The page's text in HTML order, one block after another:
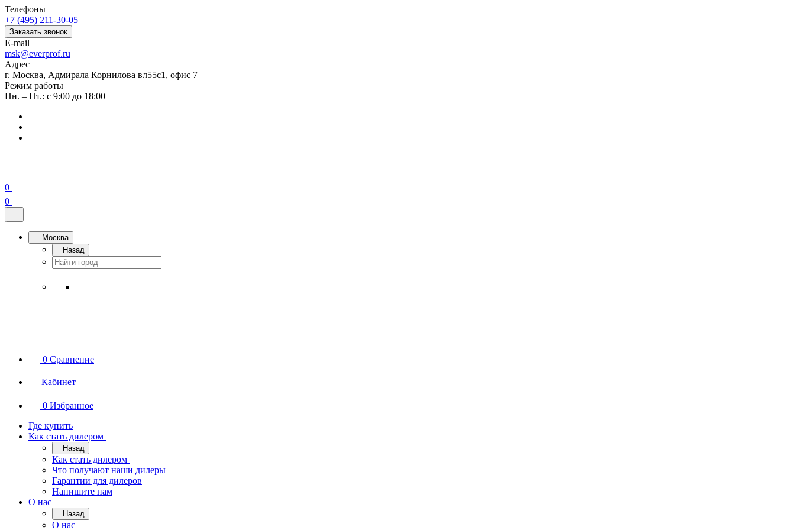
Телефоны
+7 (495) 211-30-05
Заказать звонок
E-mail
msk@everprof.ru
Адрес
г. Москва, Адмирала Корнилова вл55с1, офис 7
Режим работы
Пн. – Пт.: с 9:00 до 18:00
0
0
Москва
Назад
0 Сравнение
Кабинет
0 Избранное
Где купить
Как стать дилером
Назад
Как стать дилером
Что получают наши дилеры
Гарантии для дилеров
Напишите нам
О нас
Назад
О нас